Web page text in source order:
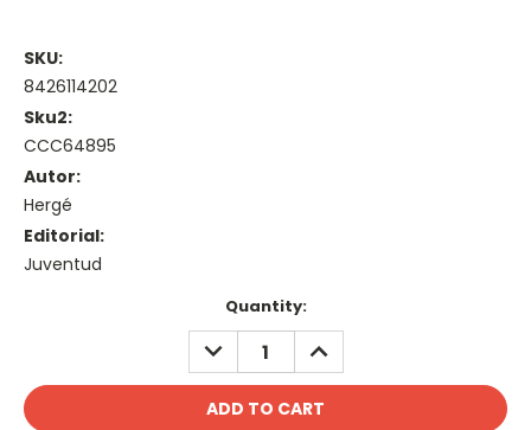
SKU:
8426114202
Sku2:
CCC64895
Autor:
Hergé
Editorial:
Juventud
Quantity:
DECREASE
QUANTITY:
INCREASE
QUANTITY: